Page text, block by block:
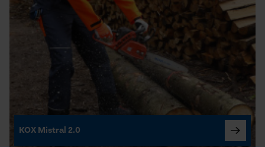
KOX Mistral 2.0